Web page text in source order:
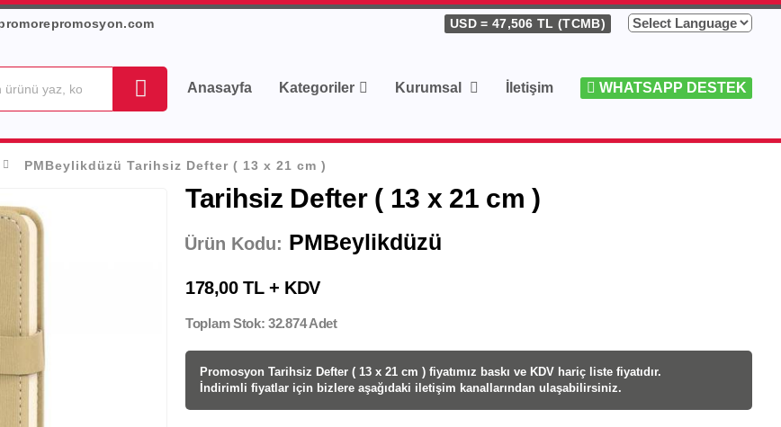
USD = 47,506 TL (TCMB)
Anasayfa Kategoriler Kurumsal İletişim WHATSAPP DESTEK
PMBeylikdüzü Tarihsiz Defter ( 13 x 21 cm )
Tarihsiz Defter ( 13 x 21 cm )
Ürün Kodu: PMBeylikdüzü
178,00 TL + KDV
Toplam Stok: 32.874 Adet
Promosyon Tarihsiz Defter ( 13 x 21 cm ) fiyatımız baskı ve KDV hariç liste fiyatıdır.
İndirimli fiyatlar için bizlere aşağıdaki iletişim kanallarından ulaşabilirsiniz.